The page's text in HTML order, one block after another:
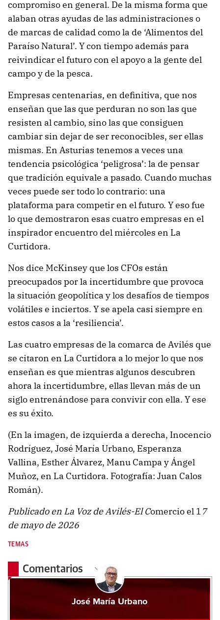
compromiso en general. De la misma forma que
alaban otras ayudas de las administraciones o
de marcas de calidad como la de ‘Alimentos del
Paraíso Natural’. Y con tiempo además para
reivindicar el futuro con el apoyo a la gente del
campo y de la pesca.
Empresas centenarias, en definitiva, que nos
enseñan que las que perduran no son las que
resisten al cambio, sino las que consiguen
cambiar sin dejar de ser reconocibles, ser ellas
mismas. En Asturias tenemos a veces una
tendencia psicológica ‘peligrosa’: la de pensar
que tradición equivale a pasado. Cuando muchas
veces puede ser todo lo contrario: una
plataforma para competir en el futuro. Y eso fue
lo que demostraron esas cuatro empresas en el
inspirador encuentro del miércoles en La
Curtidora.
Nos dice McKinsey que los CFOs están
preocupados por la incertidumbre que provoca
la situación geopolítica y los desafíos de tiempos
volátiles e inciertos. Y se apela casi siempre en
estos casos a la ‘resiliencia’.
Las cuatro empresas de la comarca de Avilés que
se citaron en La Curtidora a lo mejor lo que nos
enseñan es que mientras algunos descubren
ahora la incertidumbre, ellas llevan más de un
siglo entrenándose para convivir con ella. Y ese
es su éxito.
(En la imagen, de izquierda a derecha, Inocencio
Rodríguez, José María Urbano, Esperanza
Vallina, Esther Álvarez, Manu Campa y Ángel
Muñoz, en La Curtidora. Fotografía: Juan Calos
Román).
Publicado en La Voz de Avilés-El Comercio el 1 7
de mayo de 2026
TEMAS
Comentarios
José María Urbano